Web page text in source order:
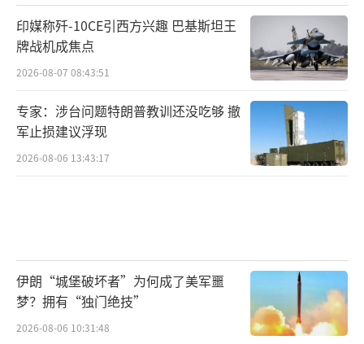
印媒称歼-10CE引西方兴趣 巴基斯坦王
牌战机成焦点
2026-08-07 08:43:51
专家：涉台问题特朗普教训还没吃够 撤
军止损建议浮现
2026-08-06 13:43:17
伊朗“城堡破坏者”为何成了美军噩
梦？拥有“独门绝技”
2026-08-06 10:31:48